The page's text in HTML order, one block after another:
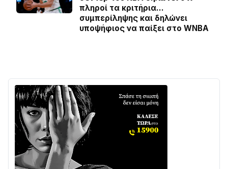
πληροί τα κριτήρια…
συμπερίληψης και δηλώνει
υποψήφιος να παίξει στο WNBA